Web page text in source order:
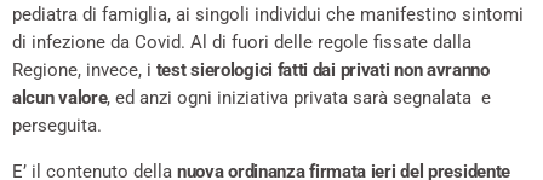
pediatra di famiglia, ai singoli individui che manifestino sintomi
di infezione da Covid. Al di fuori delle regole fissate dalla
Regione, invece, i test sierologici fatti dai privati non avranno
alcun valore, ed anzi ogni iniziativa privata sarà segnalata e
perseguita.
E’ il contenuto della nuova ordinanza firmata ieri del presidente